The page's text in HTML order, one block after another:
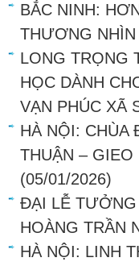
BẮC NINH:
THƯƠNG
LONG TRỌNG
HỌC DÀNH
VẠN PHÚC XÃ
HÀ NỘI: CHÙA
THUẬN – GIEO
(05/01/2026)
ĐẠI LỄ TƯỞNG
HOÀNG TRẦN
HÀ NỘI: LINH